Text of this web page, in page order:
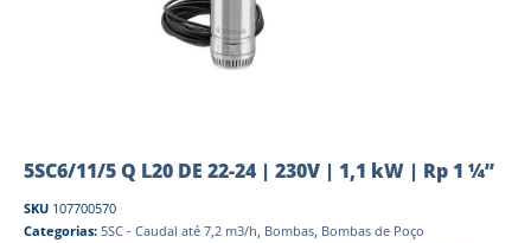
5SC6/11/5 Q L20 DE 22-24 | 230V | 1,1 kW | Rp 1 ¼”
SKU 107700570
Categorias: 5SC - Caudal até 7,2 m3/h, Bombas, Bombas de Poço